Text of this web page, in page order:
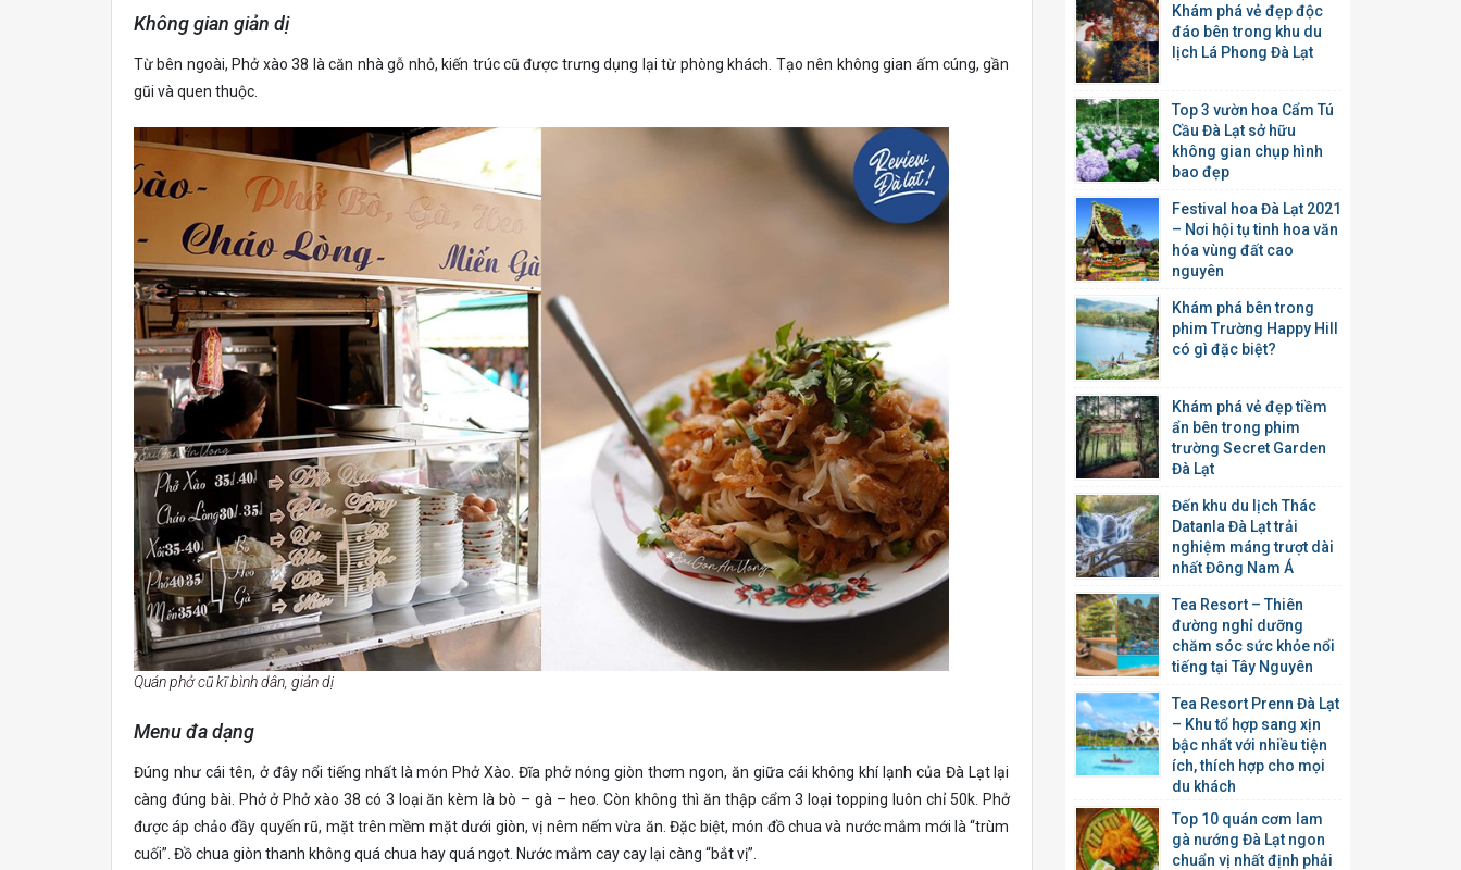
Không gian giản dị
Từ bên ngoài, Phở xào 38 là căn nhà gỗ nhỏ, kiến trúc cũ được trưng dụng lại từ phòng khách. Tạo nên không gian ấm cúng, gần
gũi và quen thuộc.
Quán phở cũ kĩ bình dân, giản dị
Menu đa dạng
Đúng như cái tên, ở đây nổi tiếng nhất là món Phở Xào. Đĩa phở nóng giòn thơm ngon, ăn giữa cái không khí lạnh của Đà Lạt lại
càng đúng bài. Phở ở Phở xào 38 có 3 loại ăn kèm là bò – gà – heo. Còn không thì ăn thập cẩm 3 loại topping luôn chỉ 50k. Phở
được áp chảo đầy quyến rũ, mặt trên mềm mặt dưới giòn, vị nêm nếm vừa ăn. Đặc biệt, món đồ chua và nước mắm mới là “trùm
cuối”. Đồ chua giòn thanh không quá chua hay quá ngọt. Nước mắm cay cay lại càng “bắt vị”.
Khám phá vẻ đẹp độc
đáo bên trong khu du
lịch Lá Phong Đà Lạt
Top 3 vườn hoa Cẩm Tú
Cầu Đà Lạt sở hữu
không gian chụp hình
bao đẹp
Festival hoa Đà Lạt 2021
– Nơi hội tụ tinh hoa văn
hóa vùng đất cao
nguyên
Khám phá bên trong
phim Trường Happy Hill
có gì đặc biệt?
Khám phá vẻ đẹp tiềm
ẩn bên trong phim
trường Secret Garden
Đà Lạt
Đến khu du lịch Thác
Datanla Đà Lạt trải
nghiệm máng trượt dài
nhất Đông Nam Á
Tea Resort – Thiên
đường nghỉ dưỡng
chăm sóc sức khỏe nổi
tiếng tại Tây Nguyên
Tea Resort Prenn Đà Lạt
– Khu tổ hợp sang xịn
bậc nhất với nhiều tiện
ích, thích hợp cho mọi
du khách
Top 10 quán cơm lam
gà nướng Đà Lạt ngon
chuẩn vị nhất định phải